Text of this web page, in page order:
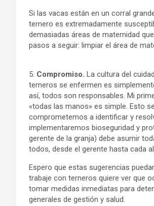
Si las vacas están en un corral
ternero es extremadamente
demasiadas áreas de maternidad
pasos a seguir: limpiar el área de
5. Compromiso. La cultura del
terneros se enfermen es
así, todos son responsables. Mi
«todas las manos» es simple. Esto
comprometemos a identificar y
implementaremos bioseguridad y
gerente de la granja) debe asumir
todos, desde el gerente hasta cada
Espero que estas sugerencias
trabaje con terneros quiere ver que
tomar medidas inmediatas para
generales de gestión y salud.